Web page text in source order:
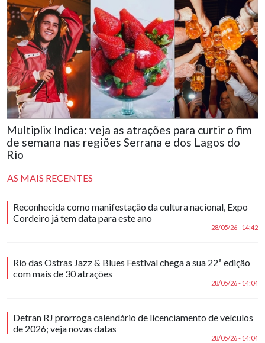
Multiplix Indica: veja as atrações para curtir o fim
de semana nas regiões Serrana e dos Lagos do
Rio
AS MAIS RECENTES
Reconhecida como manifestação da cultura nacional, Expo
Cordeiro já tem data para este ano
28/05/26 - 14:42
Rio das Ostras Jazz & Blues Festival chega a sua 22ª edição
com mais de 30 atrações
28/05/26 - 14:04
Detran RJ prorroga calendário de licenciamento de veículos
de 2026; veja novas datas
28/05/26 - 14:04